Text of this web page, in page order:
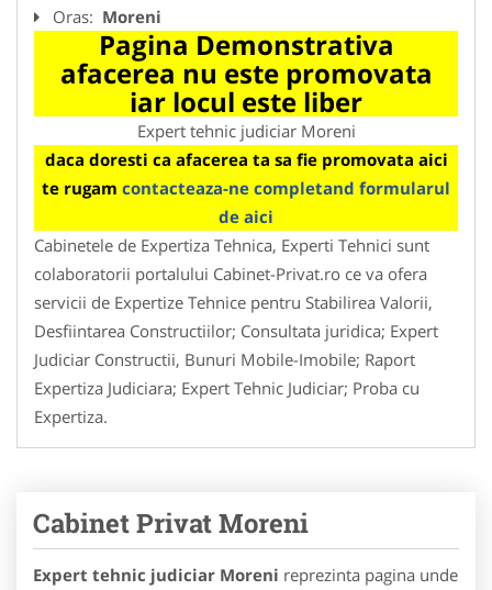
Oras: Moreni
Pagina Demonstrativa
afacerea nu este promovata
iar locul este liber
Expert tehnic judiciar Moreni
daca doresti ca afacerea ta sa fie promovata aici
te rugam contacteaza-ne completand formularul
de aici
Cabinetele de Expertiza Tehnica, Experti Tehnici sunt
colaboratorii portalului Cabinet-Privat.ro ce va ofera
servicii de Expertize Tehnice pentru Stabilirea Valorii,
Desfiintarea Constructiilor; Consultata juridica; Expert
Judiciar Constructii, Bunuri Mobile-Imobile; Raport
Expertiza Judiciara; Expert Tehnic Judiciar; Proba cu
Expertiza.
Cabinet Privat Moreni
Expert tehnic judiciar Moreni reprezinta pagina unde